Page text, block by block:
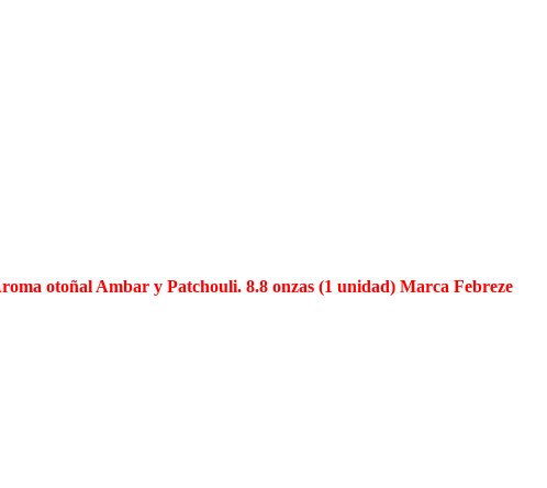
otoñal Ambar y Patchouli. 8.8 onzas (1 unidad) Marca Febreze